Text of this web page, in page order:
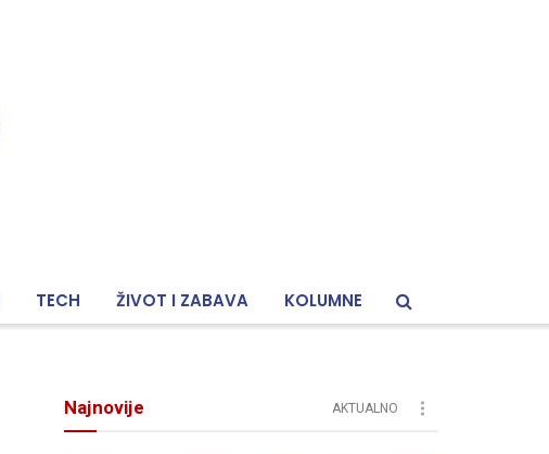
TECH ŽIVOT I ZABAVA KOLUMNE
Najnovije AKTUALNO